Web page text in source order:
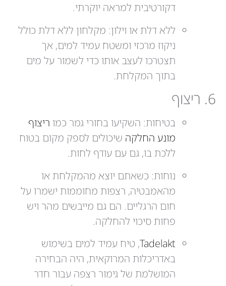
דקורטיבית למראה יוקרתי.
ללא דלת או וילון: מקלחון ללא דלת כולל
ניקוז מרכזי ומשטח עמיד למים, אך
תצטרכו לעצב אותו כדי לשמור על מים
בתוך המקלחת.
6. ריצוף
בטיחות: השקיעו בחורי גמר כמו ריצוף
מונע החלקה שיכולים לספק מקום בטוח
ללכת בו, גם עם עודף לחות.
נוחות: כשאתם יוצא מהמקלחת או
מהאמבטיה, רצפות מחוממות ישמרו על
חום הרגליים. הם גם מייבשים מהר ויש
פחות סיכוי להחלקה.
Tadelakt, טיח עמיד למים בשימוש
באדריכלות המרוקאית, היה הבחירה
המושלמת של גימור רצפה עבור חדר